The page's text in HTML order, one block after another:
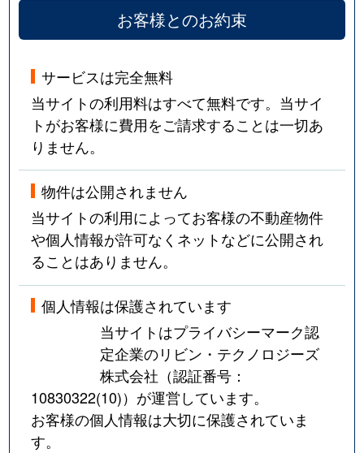
お客様とのお約束
サービスは完全無料
当サイトの利用料はすべて無料です。当サイ
トがお客様に費用をご請求することは一切あ
りません。
物件は公開されません
当サイトの利用によってお客様の不動産物件
や個人情報が許可なくネットなどに公開され
ることはありません。
個人情報は保護されています
当サイトはプライバシーマーク認
定企業のリビン・テクノロジーズ
株式会社（認証番号：
10830322(10)）が運営しています。
お客様の個人情報は大切に保護されていま
す。